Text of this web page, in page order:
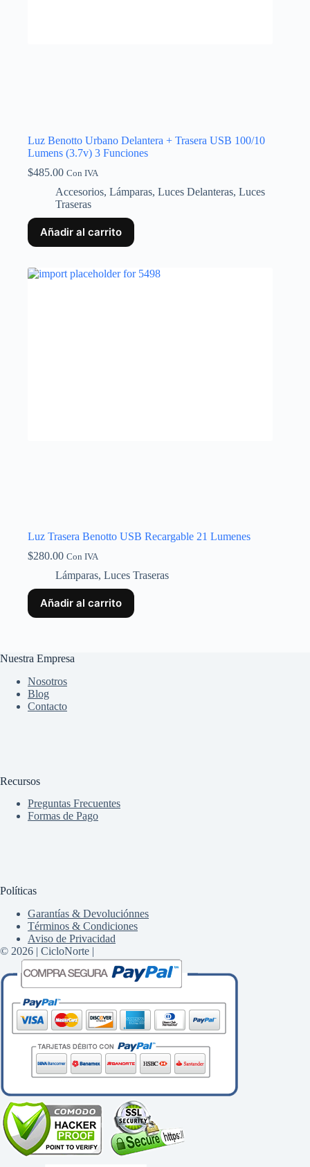
Luz Benotto Urbano Delantera + Trasera USB 100/10
Lumens (3.7v) 3 Funciones
$485.00 Con IVA
Accesorios, Lámparas, Luces Delanteras, Luces
Traseras
Añadir al carrito
Luz Trasera Benotto USB Recargable 21 Lumenes
$280.00 Con IVA
Lámparas, Luces Traseras
Añadir al carrito
Nuestra Empresa
Nosotros
Blog
Contacto
Recursos
Preguntas Frecuentes
Formas de Pago
Políticas
Garantías & Devoluciónnes
Términos & Condiciones
Aviso de Privacidad
© 2026 | CicloNorte |